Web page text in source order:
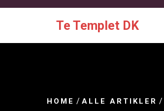
Te Templet DK
HOME / ALLE ARTIKLER /